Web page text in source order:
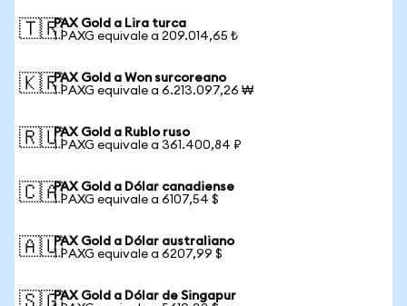
🇹🇷PAX Gold a Lira turca
1 PAXG equivale a 209.014,65 ₺
🇰🇷PAX Gold a Won surcoreano
1 PAXG equivale a 6.213.097,26 ₩
🇷🇺PAX Gold a Rublo ruso
1 PAXG equivale a 361.400,84 ₽
🇨🇦PAX Gold a Dólar canadiense
1 PAXG equivale a 6107,54 $
🇦🇺PAX Gold a Dólar australiano
1 PAXG equivale a 6207,99 $
PAX Gold a Dólar de Singapur